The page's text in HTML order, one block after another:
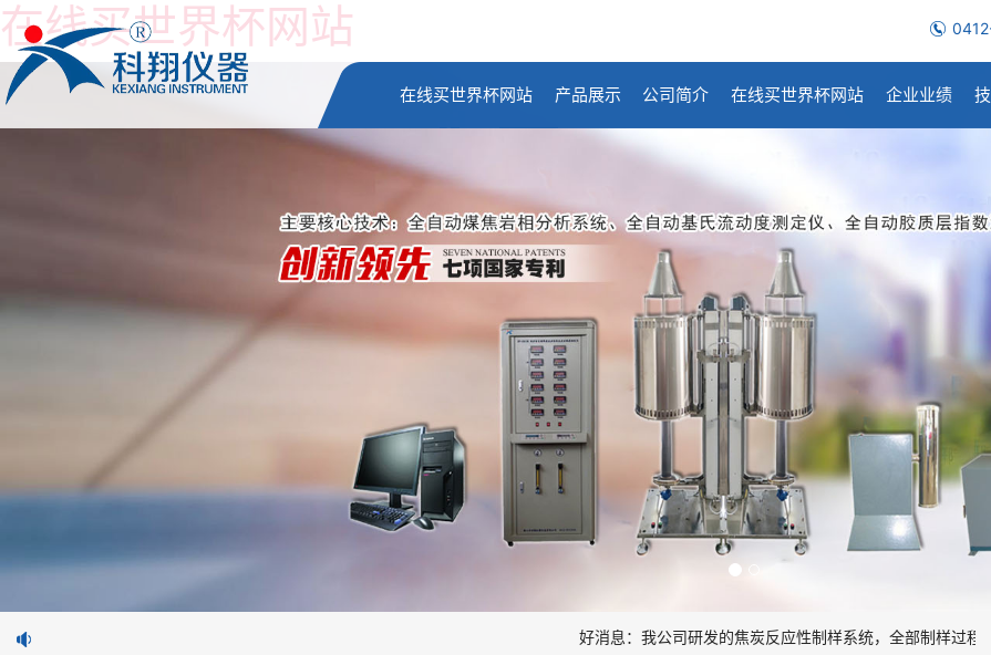
在线买世界杯网站
在线买世界杯网站 产品展示 公司简介 在线买世界杯网站 企业业绩
好消息：我公司研发的焦炭反应性制样系统，全部制样过程